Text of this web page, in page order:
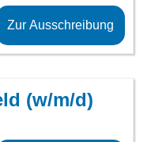
Zur Ausschreibung
(w/m/d)